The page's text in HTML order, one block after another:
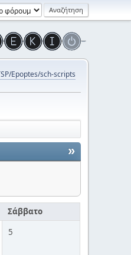
Epoptes/sch-scripts
»
Σάββατο
5